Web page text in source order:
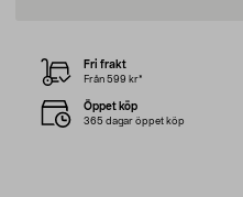
Fri frakt
Från 599 kr*
Öppet köp
365 dagar öppet köp